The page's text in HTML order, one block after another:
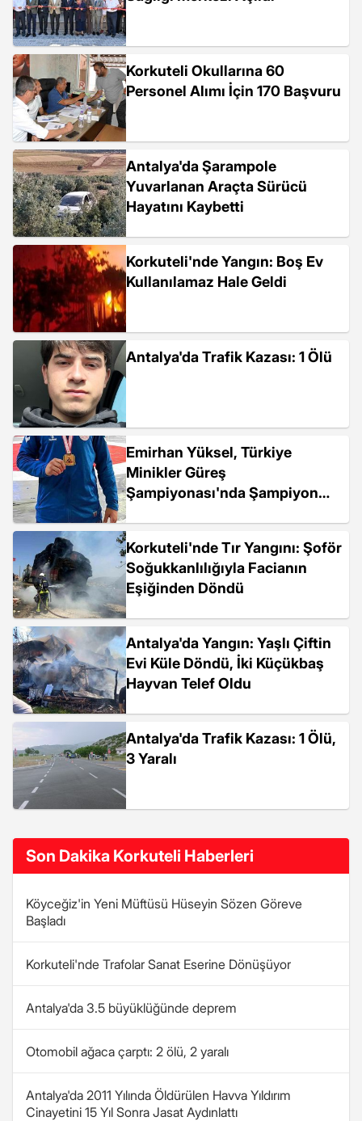
Korkuteli Okullarına 60
Personel Alımı İçin 170 Başvuru
Antalya'da Şarampole
Yuvarlanan Araçta Sürücü
Hayatını Kaybetti
Korkuteli'nde Yangın: Boş Ev
Kullanılamaz Hale Geldi
Antalya'da Trafik Kazası: 1 Ölü
Emirhan Yüksel, Türkiye
Minikler Güreş
Şampiyonası'nda Şampiyon
Korkuteli'nde Tır Yangını: Şoför
Soğukkanlılığıyla Facianın
Eşiğinden Döndü
Antalya'da Yangın: Yaşlı Çiftin
Evi Küle Döndü, İki Küçükbaş
Hayvan Telef Oldu
Antalya'da Trafik Kazası: 1 Ölü,
3 Yaralı
Son Dakika Korkuteli Haberleri
Köyceğiz'in Yeni Müftüsü Hüseyin Sözen Göreve
Başladı
Korkuteli'nde Trafolar Sanat Eserine Dönüşüyor
Antalya'da 3.5 büyüklüğünde deprem
Otomobil ağaca çarptı: 2 ölü, 2 yaralı
Antalya'da 2011 Yılında Öldürülen Havva Yıldırım
Cinayetini 15 Yıl Sonra Jasat Aydınlattı